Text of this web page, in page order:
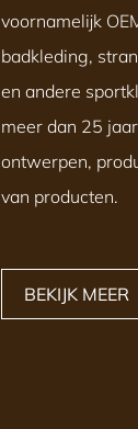
voornamelijk
badkleding,
en andere
meer dan 25
ontwerpen,
van producten.
BEKIJK MEER